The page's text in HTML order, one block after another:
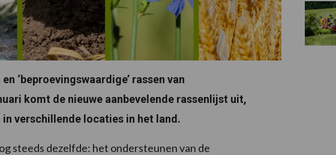
‘beproevingswaardige’ rassen van
komt de nieuwe aanbevelende rassenlijst uit,
verschillende locaties in het land.
steeds dezelfde: het ondersteunen van de